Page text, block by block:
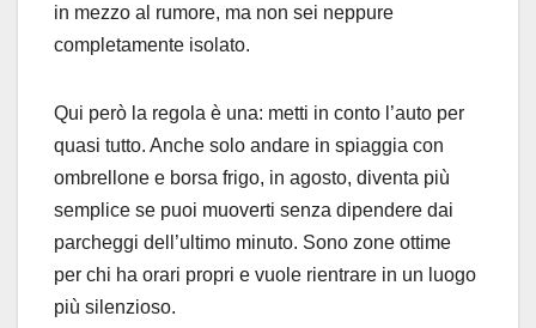
in mezzo al rumore, ma non sei neppure
completamente isolato.
Qui però la regola è una: metti in conto l’auto per
quasi tutto. Anche solo andare in spiaggia con
ombrellone e borsa frigo, in agosto, diventa più
semplice se puoi muoverti senza dipendere dai
parcheggi dell’ultimo minuto. Sono zone ottime
per chi ha orari propri e vuole rientrare in un luogo
più silenzioso.